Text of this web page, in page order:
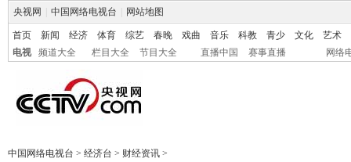
央视网 中国网络电视台 网站地图
首页 新闻 经济 体育 综艺 春晚 戏曲 音乐 科教 青少 文化
艺术
电视
频道大全 栏目大全 节目大全 直播中国 赛事直播 网络
中国网络电视台 > 经济台 > 财经资讯 >